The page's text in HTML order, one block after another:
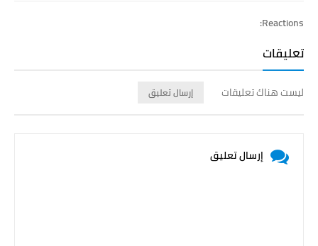
Reactions:
تعليقات
ليست هناك تعليقات إرسال تعليق
إرسال تعليق